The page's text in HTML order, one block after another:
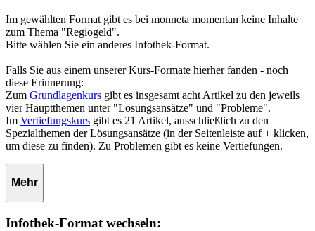
Im gewählten Format gibt es bei monneta momentan keine Inhalte
zum Thema "Regiogeld".
Bitte wählen Sie ein anderes Infothek-Format.
Falls Sie aus einem unserer Kurs-Formate hierher fanden - noch
diese Erinnerung:
Zum Grundlagenkurs gibt es insgesamt acht Artikel zu den jeweils
vier Hauptthemen unter "Lösungsansätze" und "Probleme".
Im Vertiefungskurs gibt es 21 Artikel, ausschließlich zu den
Spezialthemen der Lösungsansätze (in der Seitenleiste auf + klicken,
um diese zu finden). Zu Problemen gibt es keine Vertiefungen.
Mehr
Infothek-Format wechseln: